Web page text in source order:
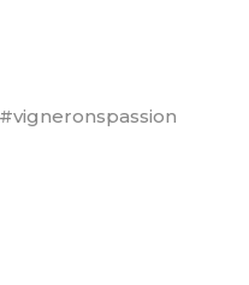
#vigneronspassion